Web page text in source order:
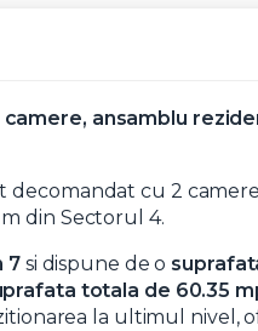
ansamblu
decomandat cu 2
din Sectorul 4.
7si dispune de o
totala de 60.35
la ultimul nivel,